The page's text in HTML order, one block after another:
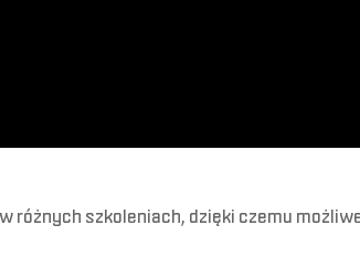
różnych szkoleniach, dzięki czemu